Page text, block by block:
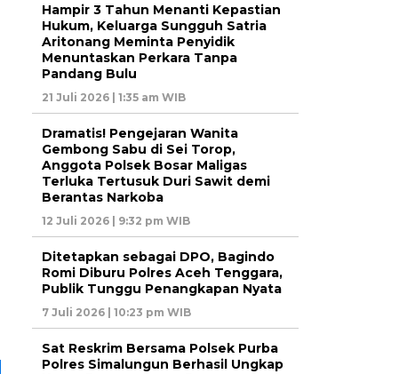
Hampir 3 Tahun Menanti Kepastian
Hukum, Keluarga Sungguh Satria
Aritonang Meminta Penyidik
Menuntaskan Perkara Tanpa
Pandang Bulu
21 Juli 2026 | 1:35 am WIB
Dramatis! Pengejaran Wanita
Gembong Sabu di Sei Torop,
Anggota Polsek Bosar Maligas
Terluka Tertusuk Duri Sawit demi
Berantas Narkoba
12 Juli 2026 | 9:32 pm WIB
Ditetapkan sebagai DPO, Bagindo
Romi Diburu Polres Aceh Tenggara,
Publik Tunggu Penangkapan Nyata
7 Juli 2026 | 10:23 pm WIB
Sat Reskrim Bersama Polsek Purba
Polres Simalungun Berhasil Ungkap